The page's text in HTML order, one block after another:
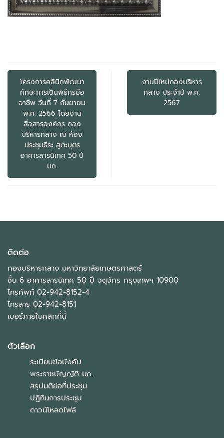
แนะแนว
เรื่อง
โครงการคลินิกพัฒนา
ทักษะการเป็นพิธีกรมือ
อาชีพ วันที่ 7 กันยายน
พ.ศ. 2566 โดยงาน
สื่อสารองค์กร กอง
บริหารกลาง ณ ห้อง
ประชุมธีระ สูตะบุตร
อาคารสารนิเทศ 50 ปี
มก.
งานปีใหม่กองบริหาร
กลาง ประจำปี พ.ศ.
2567
ติดต่อ
กองบริหารกลาง มหาวิทยาลัยเกษตรศาสตร์
ชั้น 6 อาคารสารนิเทศ 50 ปี จตุจักร กรุงเทพฯ 10900
โทรศัพท์ 02-942-8152-4
โทรสาร 02-942-8151
เบอร์ภายในคลิกที่นี่
ตัวเลือก
ระเบียบข้อบังคับ
พระราชบัญญัติ มก.
สรุปมติย่อที่ประชุม
ปฏิทินการประชุม
ดาวน์โหลดไฟล์